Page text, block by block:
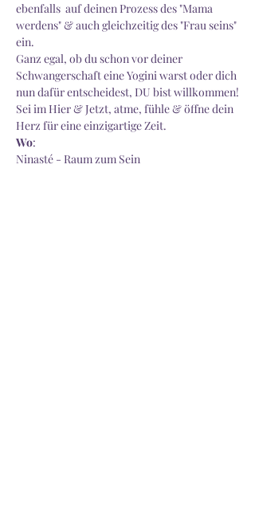
ebenfalls  auf deinen Prozess des "Mama
werdens" & auch gleichzeitig des "Frau seins"
ein.
Ganz egal, ob du schon vor deiner
Schwangerschaft eine Yogini warst oder dich
nun dafür entscheidest, DU bist willkommen!
Sei im Hier & Jetzt, atme, fühle & öffne dein
Herz für eine einzigartige Zeit.
Wo:
Ninasté - Raum zum Sein